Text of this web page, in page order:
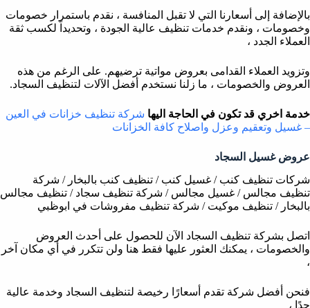
بالإضافة إلى أسعارنا التي لا تقبل المنافسة ، نقدم باستمرار خصومات
وخصومات ، ونقدم خدمات تنظيف عالية الجودة ، وتحديداً لكسب ثقة
العملاء الجدد ،
وتزويد العملاء القدامى بعروض مواتية ترضيهم. على الرغم من هذه
العروض والخصومات ، ما زلنا نستخدم أفضل الآلات لتنظيف السجاد.
خدمة اخري قد تكون في الحاجة اليها شركة تنظيف خزانات في العين
– غسيل وتعقيم وعزل واصلاح كافة الخزانات
عروض غسيل السجاد
شركات تنظيف كنب / غسيل كنب / تنظيف كنب بالبخار / شركة
تنظيف مجالس / غسيل مجالس / شركة تنظيف سجاد / تنظيف مجالس
بالبخار / تنظيف موكيت / شركة تنظيف مفروشات في ابوظبي
اتصل بشركة تنظيف السجاد الآن للحصول على أحدث العروض
والخصومات ، يمكنك العثور عليها فقط هنا ولن تتكرر في أي مكان آخر
،
فنحن أفضل شركة تقدم أسعارًا رخيصة لتنظيف السجاد وخدمة عالية
جدًا ،